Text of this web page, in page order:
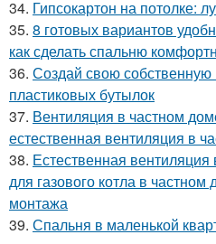
34. Гипсокартон на потолке:
35. 8 готовых вариантов
как сделать спальню
36. Создай свою
пластиковых бутылок
37. Вентиляция в частном
естественная вентиляция в
38. Естественная
для газового котла в
монтажа
39. Спальня в маленькой